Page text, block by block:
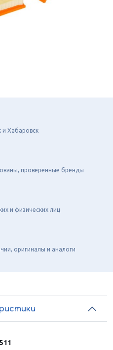
и Хабаровск
проверенные бренды
и физических лиц
оригиналы и аналоги